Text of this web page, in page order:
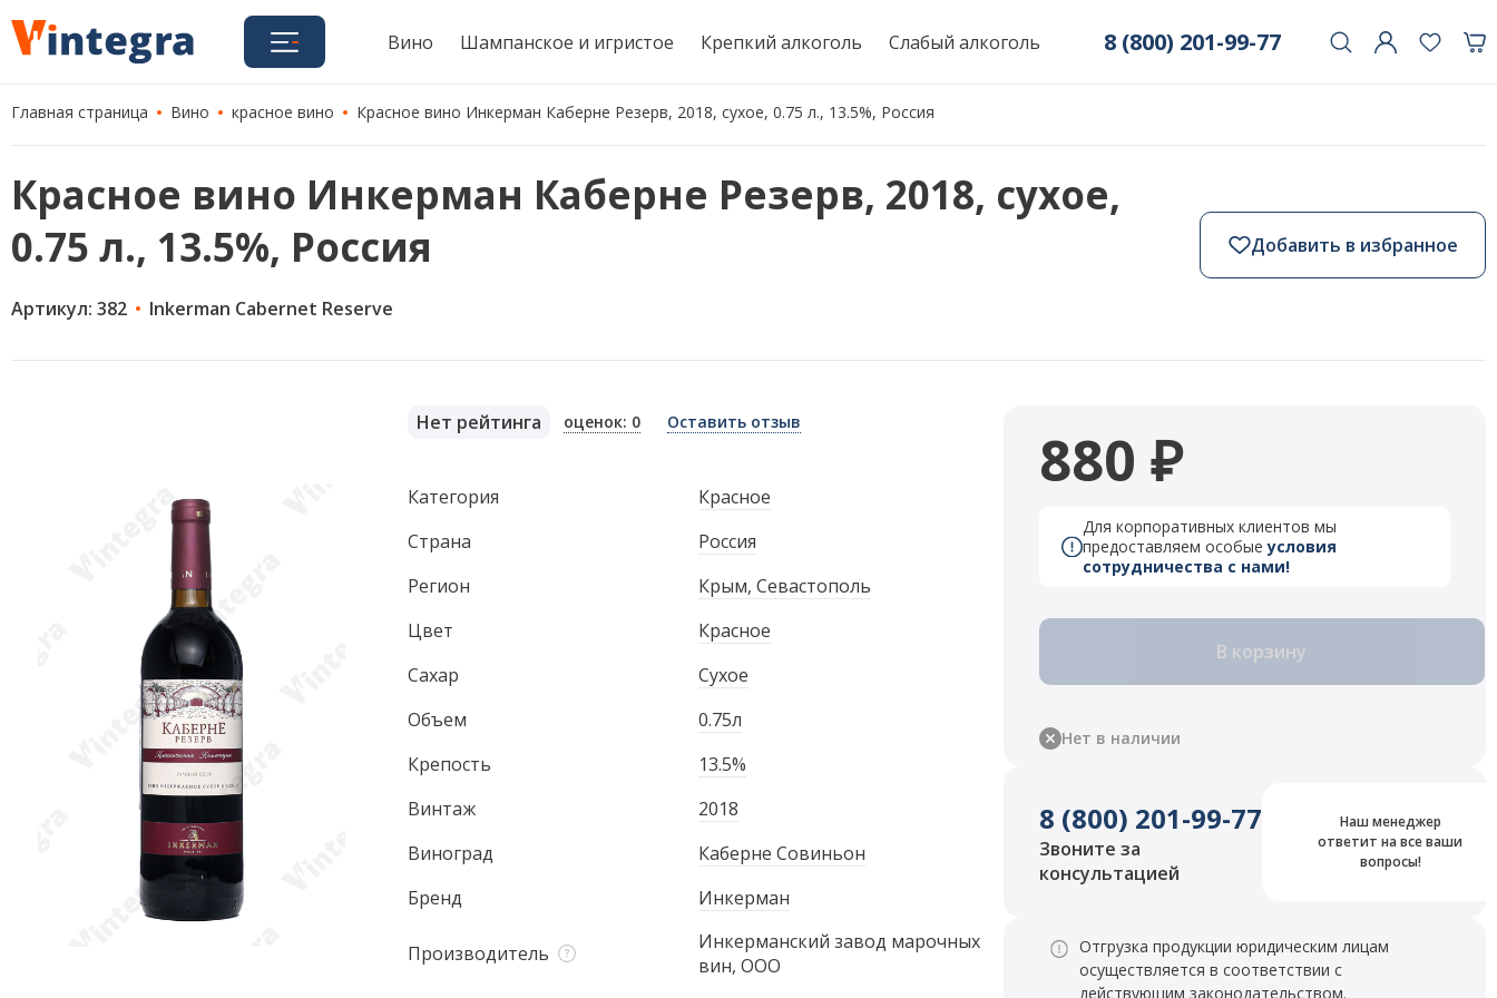
Вино Шампанское и игристое Крепкий алкоголь Слабый алкоголь 8 (800) 201-99-77
Главная страница Вино красное вино Красное вино Инкерман Каберне Резерв, 2018, сухое, 0.75 л., 13.5%, Россия
Красное вино Инкерман Каберне Резерв, 2018, сухое,
0.75 л., 13.5%, Россия
Артикул: 382 Inkerman Cabernet Reserve
Добавить в избранное
Нет рейтинга оценок: 0 Оставить отзыв
Категория
Красное
Страна
Россия
Регион
Крым, Севастополь
Цвет
Красное
Сахар
Сухое
Объем
0.75л
Крепость
13.5%
Винтаж
2018
Виноград
Каберне Совиньон
Бренд
Инкерман
Производитель
Инкерманский завод марочных
вин, ООО
880 ₽
Для корпоративных клиентов мы
предоставляем особыеусловия
сотрудничества с нами!
В корзину
Нет в наличии
8 (800) 201-99-77
Звоните за
консультацией
Наш менеджер
ответит на все ваши
вопросы!
Отгрузка продукции юридическим лицам
осуществляется в соответствии с
действующим законодательством.